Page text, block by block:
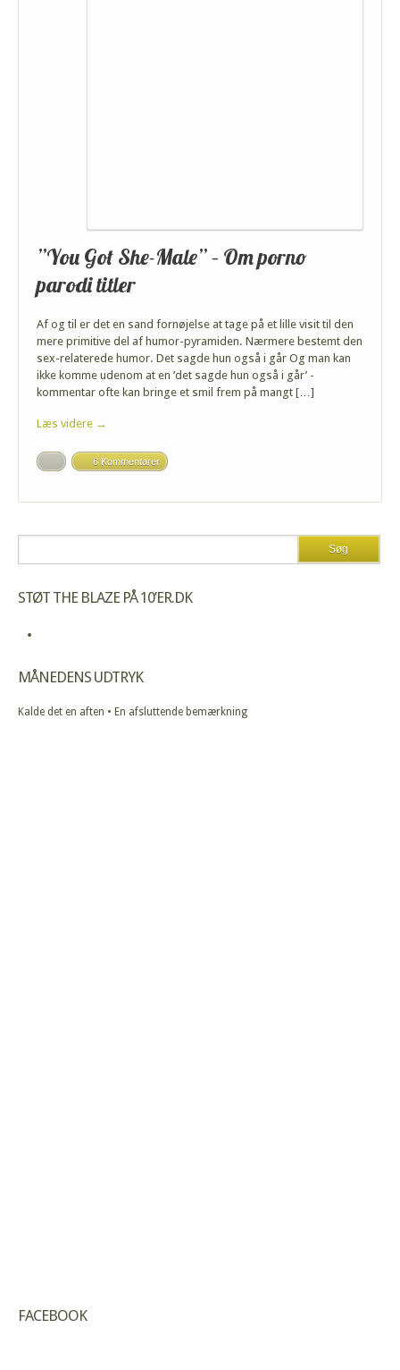
”You Got She-Male” – Om porno
parodi titler
Af og til er det en sand fornøjelse at tage på et lille visit til den
mere primitive del af humor-pyramiden. Nærmere bestemt den
sex-relaterede humor. Det sagde hun også i går Og man kan
ikke komme udenom at en ’det sagde hun også i går’ -
kommentar ofte kan bringe et smil frem på mangt […]
Læs videre →
6 Kommentarer
STØT THE BLAZE PÅ 10’ER.DK
MÅNEDENS UDTRYK
Kalde det en aften • En afsluttende bemærkning
FACEBOOK